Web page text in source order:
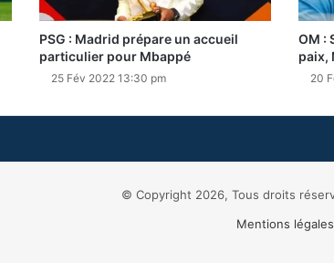
PSG : Madrid prépare un accueil
particulier pour Mbappé
25 Fév 2022 13:30 pm
OM :
paix,
20
© Copyright 2026, Tous droits
Mentions légales